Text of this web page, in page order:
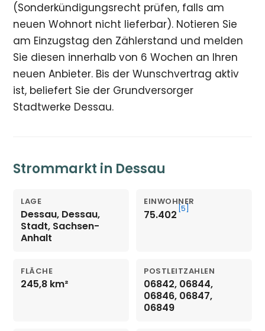
(Sonderkündigungsrecht prüfen, falls am
neuen Wohnort nicht lieferbar). Notieren Sie
am Einzugstag den Zählerstand und melden
Sie diesen innerhalb von 6 Wochen an Ihren
neuen Anbieter. Bis der Wunschvertrag aktiv
ist, beliefert Sie der Grundversorger
Stadtwerke Dessau.
Strommarkt in Dessau
LAGE
Dessau, Dessau,
Stadt, Sachsen-
Anhalt
EINWOHNER
75.402 [5]
FLÄCHE
245,8 km²
POSTLEITZAHLEN
06842, 06844,
06846, 06847,
06849